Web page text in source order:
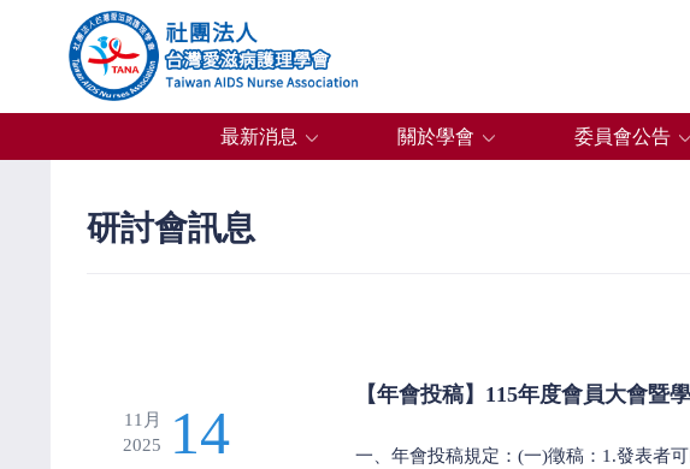
最新消息 關於學會 委員會公告
研討會訊息
11月
2025
14
【年會投稿】115年度會員大會暨
一、年會投稿規定：(一)徵稿：1.發表者